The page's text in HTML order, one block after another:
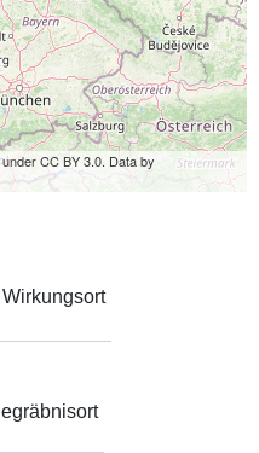
CC BY 3.0. Data by
Wirkungsort